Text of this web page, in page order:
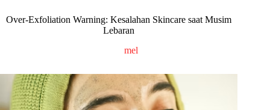
Over-Exfoliation Warning: Kesalahan Skincare saat Musim
Lebaran
mel